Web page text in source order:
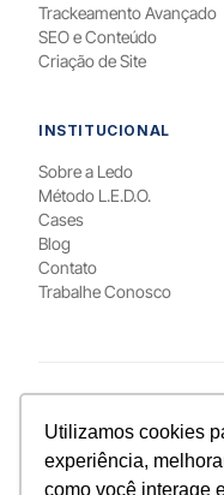
Utilizamos cookies
experiência,
como você interage
Trackeamento Avançado
SEO e Conteúdo
Criação de Site
INSTITUCIONAL
Sobre a Ledo
Método L.E.D.O.
Cases
Blog
Contato
Trabalhe Conosco
Marketing para Psicólogos
Google Ads em Curitiba